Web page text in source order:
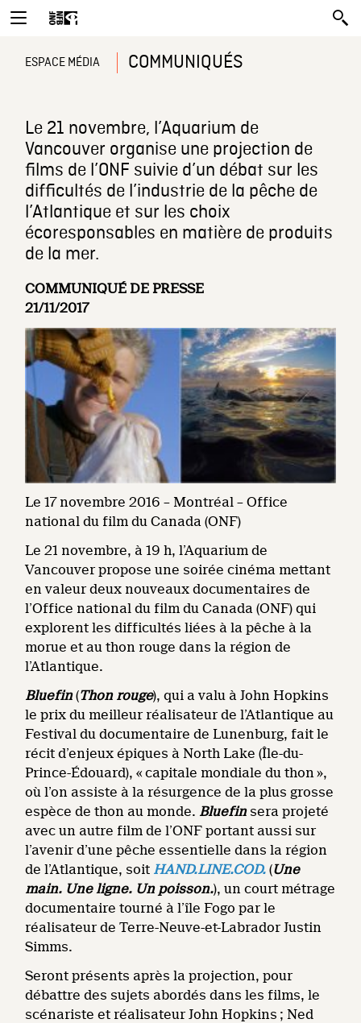
ESPACE MÉDIA COMMUNIQUÉS
Le 21 novembre, l’Aquarium de
Vancouver organise une projection de
films de l’ONF suivie d’un débat sur les
difficultés de l’industrie de la pêche de
l’Atlantique et sur les choix
écoresponsables en matière de produits
de la mer.
COMMUNIQUÉ DE PRESSE
21/11/2017
Le 17 novembre 2016 – Montréal – Office
national du film du Canada (ONF)
Le 21 novembre, à 19 h, l’Aquarium de
Vancouver propose une soirée cinéma mettant
en valeur deux nouveaux documentaires de
l’Office national du film du Canada (ONF) qui
explorent les difficultés liées à la pêche à la
morue et au thon rouge dans la région de
l’Atlantique.
Bluefin(Thon rouge), qui a valu à John Hopkins
le prix du meilleur réalisateur de l’Atlantique au
Festival du documentaire de Lunenburg, fait le
récit d’enjeux épiques à North Lake (Île-du-
Prince-Édouard), « capitale mondiale du thon »,
où l’on assiste à la résurgence de la plus grosse
espèce de thon au monde. Bluefinsera projeté
avec un autre film de l’ONF portant aussi sur
l’avenir d’une pêche essentielle dans la région
de l’Atlantique, soit HAND.LINE.COD. (Une
main. Une ligne. Un poisson.), un court métrage
documentaire tourné à l’île Fogo par le
réalisateur de Terre-Neuve-et-Labrador Justin
Simms.
Seront présents après la projection, pour
débattre des sujets abordés dans les films, le
scénariste et réalisateur John Hopkins ; Ned